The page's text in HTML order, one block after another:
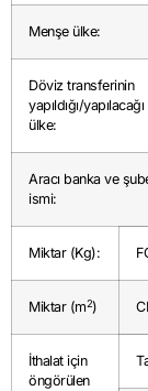
Menşe ülke:
Döviz transferinin
yapıldığı/yapılacağı
ülke:
Aracı banka ve
ismi:
Miktar (Kg):
Miktar (m2)
İthalat için
öngörülen